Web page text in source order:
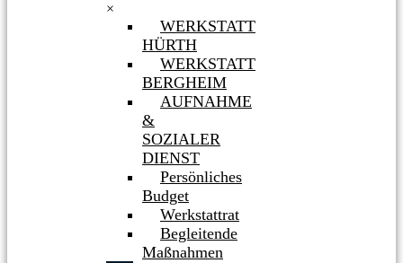
×
WERKSTATT
HÜRTH
WERKSTATT
BERGHEIM
AUFNAHME
&
SOZIALER
DIENST
Persönliches
Budget
Werkstattrat
Begleitende
Maßnahmen